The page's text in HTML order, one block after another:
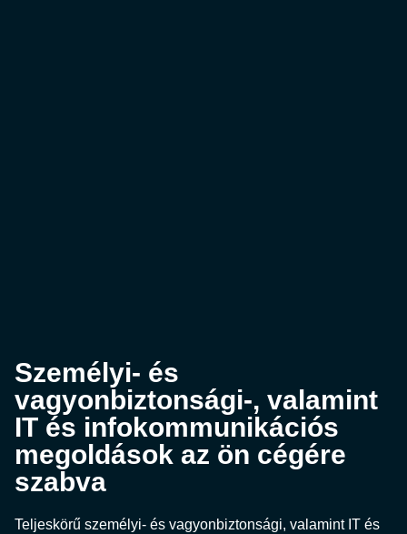
Személyi- és
vagyonbiztonsági-, valamint
IT és infokommunikációs
megoldások az ön cégére
szabva
Teljeskörű személyi- és vagyonbiztonsági, valamint IT és